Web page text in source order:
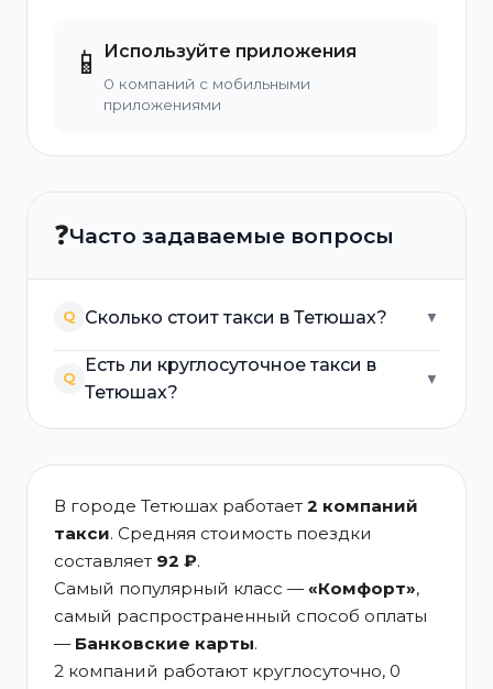
📱 Используйте приложения
0 компаний с мобильными
приложениями
❓Часто задаваемые вопросы
Q Сколько стоит такси в Тетюшах? ▼
Q
Есть ли круглосуточное такси в
Тетюшах?
▼
В городе Тетюшах работает 2 компаний
такси. Средняя стоимость поездки
составляет 92 ₽.
Самый популярный класс —«Комфорт»,
самый распространенный способ оплаты
— Банковские карты.
2 компаний работают круглосуточно, 0